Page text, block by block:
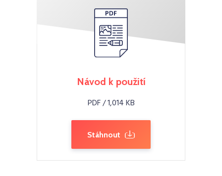
Návod k použití
PDF / 1,014 KB
Stáhnout